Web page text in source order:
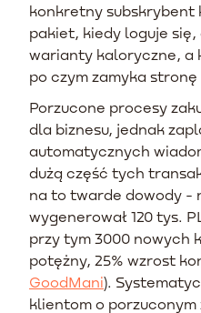
konkretny subskrybent
pakiet, kiedy loguje
warianty kaloryczne, a
po czym zamyka stronę
Porzucone procesy
dla biznesu, jednak
automatycznych
dużą część tych
na to twarde dowody -
wygenerował 120 tys.
przy tym 3000 nowych
potężny, 25% wzrost
GoodMani).
klientom o porzuconym